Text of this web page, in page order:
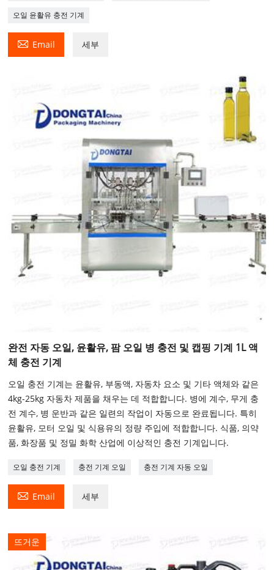
오일 윤활유 충전 기계
 Email 세부
완전 자동 오일, 윤활유, 팜 오일 병 충전 및 캡핑 기계 1L 액
체 충전 기계
오일 충전 기계는 윤활유, 부동액, 자동차 요소 및 기타 액체와 같은
4kg-25kg 자동차 제품을 채우는 데 적합합니다. 병에 계수, 무게 충
전 계수, 병 운반과 같은 일련의 작업이 자동으로 완료됩니다. 특히
윤활유, 모터 오일 및 식용유의 정량 주입에 적합합니다. 식품, 의약
품, 화장품 및 정밀 화학 산업에 이상적인 충전 기계입니다.
오일 충전 기계 충전 기계 오일 충전 기계 자동 오일
 Email 세부
뜨거운